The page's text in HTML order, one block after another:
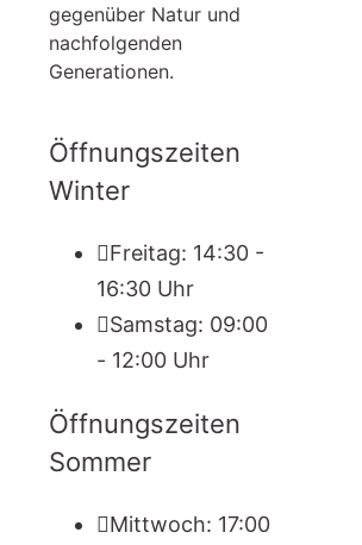
gegenüber Natur und
nachfolgenden
Generationen.
Öffnungszeiten
Winter
Freitag: 14:30 -
16:30 Uhr
Samstag: 09:00
- 12:00 Uhr
Öffnungszeiten
Sommer
Mittwoch: 17:00